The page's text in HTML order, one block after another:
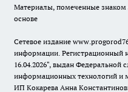
Материалы, помеченные знаком
основе
Сетевое издание
информации. Регистрационный
16.04.2026", выдан Федеральной
информационных технологий и
ИП Кокарева Анна